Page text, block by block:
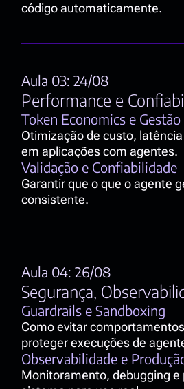
código automaticamente.
Aula 03: 24/08
Performance e
Token Economics e
Otimização de custo,
em aplicações com agentes.
Validação e Confiabilidade
Garantir que o que o agente
consistente.
Aula 04: 26/08
Segurança,
Guardrails e Sandboxing
Como evitar
proteger execuções de
Observabilidade e
Monitoramento, debugging e